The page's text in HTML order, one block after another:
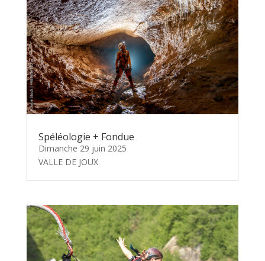
Spéléologie + Fondue
Dimanche 29 juin 2025
VALLE DE JOUX